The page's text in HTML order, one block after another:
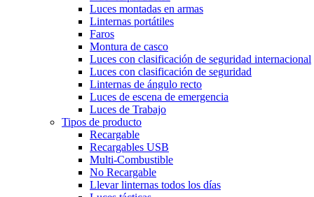
Luces montadas en armas
Linternas portátiles
Faros
Montura de casco
Luces con clasificación de seguridad internacional
Luces con clasificación de seguridad
Linternas de ángulo recto
Luces de escena de emergencia
Luces de Trabajo
Tipos de producto
Recargable
Recargables USB
Multi-Combustible
No Recargable
Llevar linternas todos los días